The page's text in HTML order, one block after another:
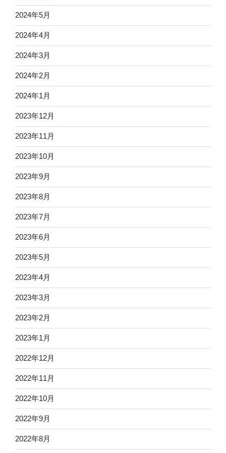
2024年5月
2024年4月
2024年3月
2024年2月
2024年1月
2023年12月
2023年11月
2023年10月
2023年9月
2023年8月
2023年7月
2023年6月
2023年5月
2023年4月
2023年3月
2023年2月
2023年1月
2022年12月
2022年11月
2022年10月
2022年9月
2022年8月